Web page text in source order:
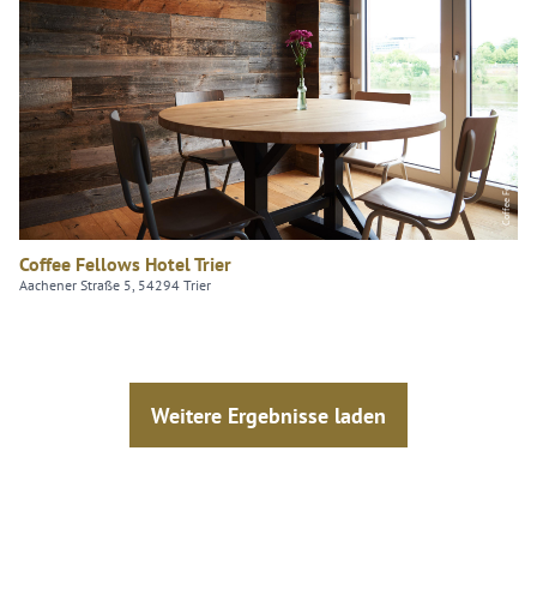
Coffee Fellows Hotel GmbH
Coffee Fellows Hotel Trier
Aachener Straße 5, 54294 Trier
Weitere Ergebnisse laden